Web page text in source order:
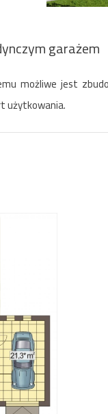
garażem
możliwe jest
użytkowania.